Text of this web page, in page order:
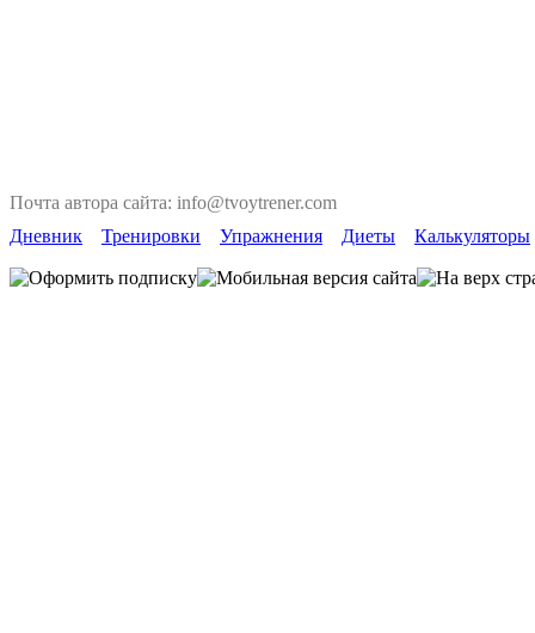
Почта автора сайта: info@tvoytrener.com
Дневник
Тренировки Упражнения Диеты Калькуляторы